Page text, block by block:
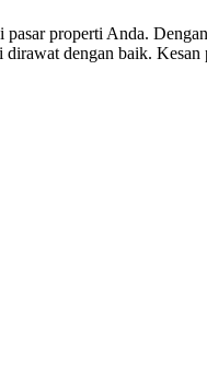
properti Anda.
dengan baik.